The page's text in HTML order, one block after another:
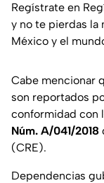
Regístrate en
y no te pierdas la
México y el
Cabe mencionar
son reportados
conformidad con
Núm. A/041/2018
(CRE).
Dependencias